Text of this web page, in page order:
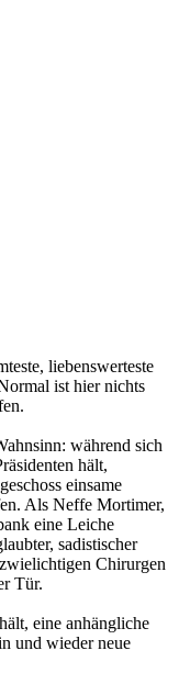
liebenswerteste
ist hier nichts
während sich
hält,
einsame
Als Neffe Mortimer,
eine Leiche
sadistischer
Chirurgen
Tür.
eine anhängliche
und wieder neue